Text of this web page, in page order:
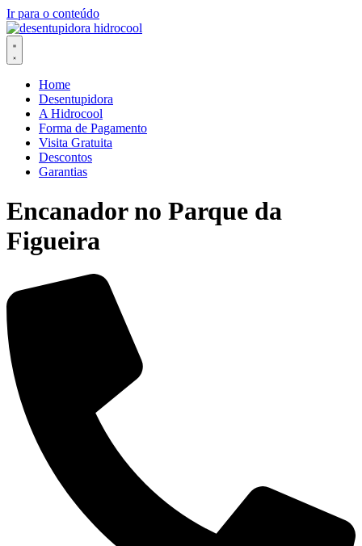
Ir para o conteúdo
Home
Desentupidora
A Hidrocool
Forma de Pagamento
Visita Gratuita
Descontos
Garantias
Encanador no Parque da
Figueira